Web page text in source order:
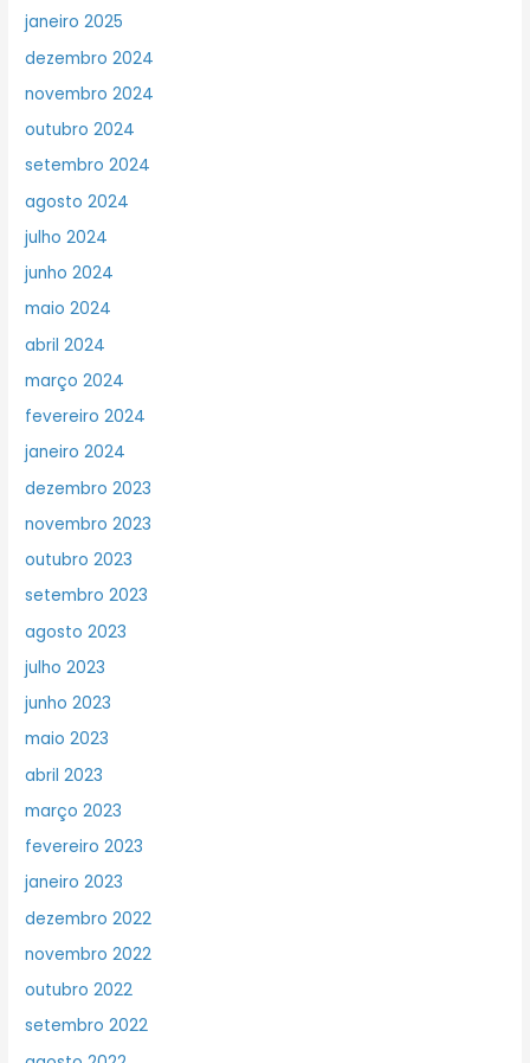
janeiro 2025
dezembro 2024
novembro 2024
outubro 2024
setembro 2024
agosto 2024
julho 2024
junho 2024
maio 2024
abril 2024
março 2024
fevereiro 2024
janeiro 2024
dezembro 2023
novembro 2023
outubro 2023
setembro 2023
agosto 2023
julho 2023
junho 2023
maio 2023
abril 2023
março 2023
fevereiro 2023
janeiro 2023
dezembro 2022
novembro 2022
outubro 2022
setembro 2022